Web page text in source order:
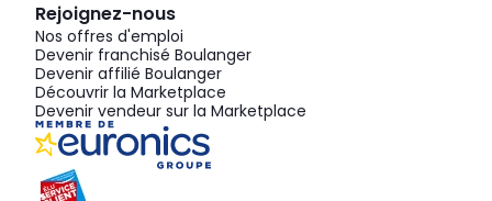
Rejoignez-nous
Nos offres d'emploi
Devenir franchisé Boulanger
Devenir affilié Boulanger
Découvrir la Marketplace
Devenir vendeur sur la Marketplace